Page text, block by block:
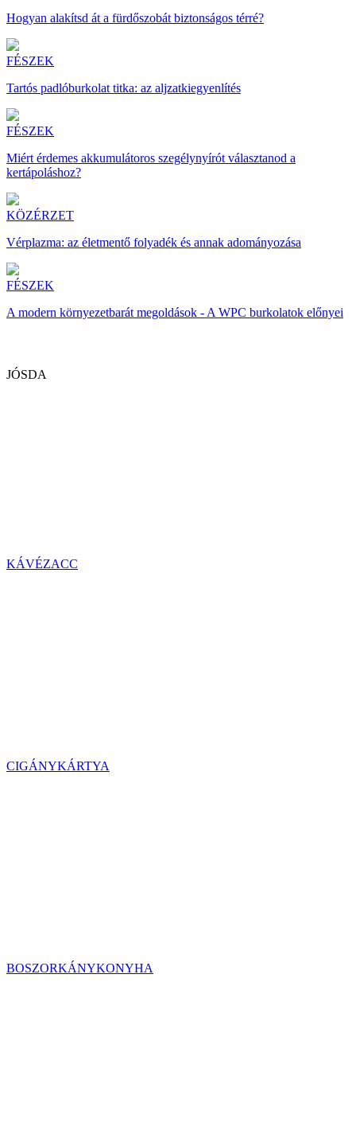
Hogyan alakítsd át a fürdőszobát biztonságos térré?
FÉSZEK
Tartós padlóburkolat titka: az aljzatkiegyenlítés
FÉSZEK
Miért érdemes akkumulátoros szegélynyírót választanod a
kertápoláshoz?
KÖZÉRZET
Vérplazma: az életmentő folyadék és annak adományozása
FÉSZEK
A modern környezetbarát megoldások - A WPC burkolatok előnyei
JÓSDA
KÁVÉZACC
CIGÁNYKÁRTYA
BOSZORKÁNYKONYHA